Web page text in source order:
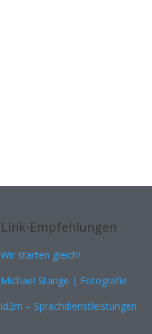
Link-Empfehlungen
Wir starten gleich!
Michael Stange | Fotografie
id2m – Sprachdienstleistungen